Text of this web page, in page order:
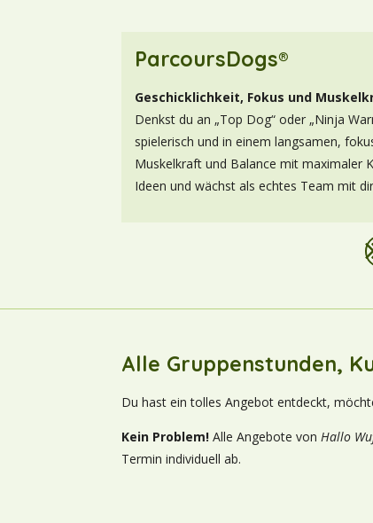
ParcoursDogs®
Geschicklichkeit, Fokus und
Denkst du an „Top Dog“ oder „Ninja
spielerisch und in einem langsamen,
Muskelkraft und Balance mit maximaler
Ideen und wächst als echtes Team mit
Alle Gruppenstunden,
Du hast ein tolles Angebot entdeckt,
Kein Problem! Alle Angebote von Hallo
Termin individuell ab.